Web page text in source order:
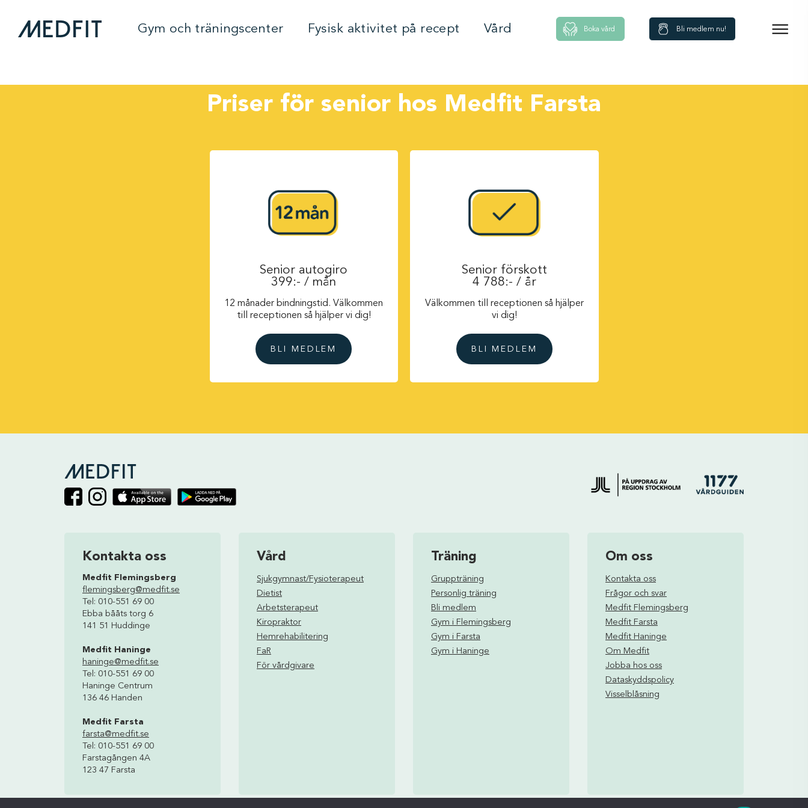
Gym och träningscenter Fysisk aktivitet på recept Vård Boka vård Bli medlem nu!
Priser för senior hos Medfit Farsta
Senior autogiro
399:- / mån
12 månader bindningstid. Välkommen
till receptionen så hjälper vi dig!
BLI MEDLEM
Senior förskott
4 788:- / år
Välkommen till receptionen så hjälper
vi dig!
BLI MEDLEM
Kontakta oss
Medfit Flemingsberg
flemingsberg@medfit.se
Tel: 010-551 69 00
Ebba bååts torg 6
141 51 Huddinge
Medfit Haninge
haninge@medfit.se
Tel: 010-551 69 00
Haninge Centrum
136 46 Handen
Medfit Farsta
farsta@medfit.se
Tel: 010-551 69 00
Farstagången 4A
123 47 Farsta
Vård
Sjukgymnast/Fysioterapeut
Dietist
Arbetsterapeut
Kiropraktor
Hemrehabilitering
FaR
För vårdgivare
Träning
Gruppträning
Personlig träning
Bli medlem
Gym i Flemingsberg
Gym i Farsta
Gym i Haninge
Om oss
Kontakta oss
Frågor och svar
Medfit Flemingsberg
Medfit Farsta
Medfit Haninge
Om Medfit
Jobba hos oss
Dataskyddspolicy
Visselblåsning